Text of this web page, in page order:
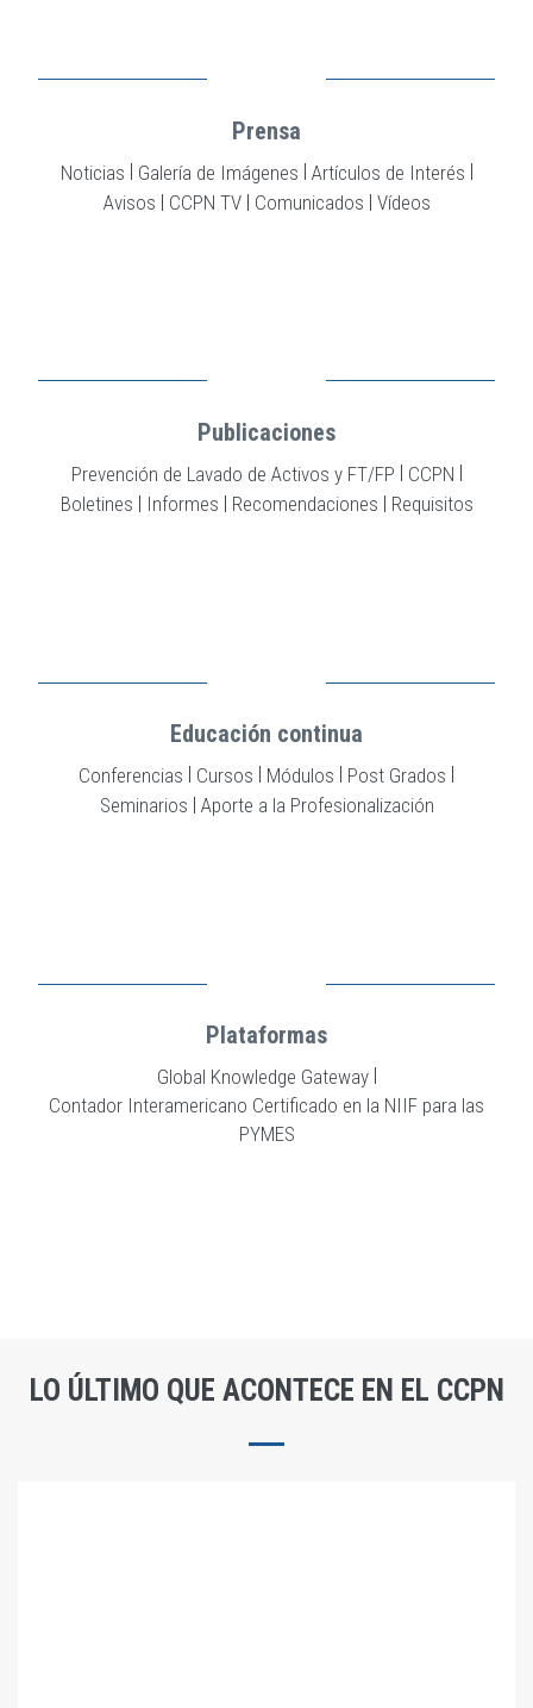
Prensa
Noticias | Galería de Imágenes | Artículos de Interés |
Avisos | CCPN TV | Comunicados | Vídeos
Publicaciones
Prevención de Lavado de Activos y FT/FP | CCPN |
Boletines | Informes | Recomendaciones | Requisitos
Educación continua
Conferencias | Cursos | Módulos | Post Grados |
Seminarios | Aporte a la Profesionalización
Plataformas
Global Knowledge Gateway |
Contador Interamericano Certificado en la NIIF para las
PYMES
LO ÚLTIMO QUE ACONTECE EN EL CCPN